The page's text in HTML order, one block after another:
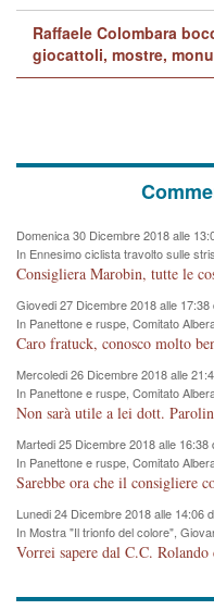
Raffaele Colombara
giocattoli, mostre,
Domenica 30 Dicembre 2018 alle
In Ennesimo ciclista travolto sulle
Comune si svegli"
Giovedi 27 Dicembre 2018 alle 17:38
In Panettone e ruspe, Comitato
cronoprogramma"
Mercoledi 26 Dicembre 2018 alle
In Panettone e ruspe, Comitato
cronoprogramma"
Martedi 25 Dicembre 2018 alle 16:38
In Panettone e ruspe, Comitato
cronoprogramma"
Lunedi 24 Dicembre 2018 alle 14:06
In Mostra "Il trionfo del colore",